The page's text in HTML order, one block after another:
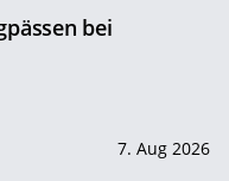
bei
7. Aug 2026